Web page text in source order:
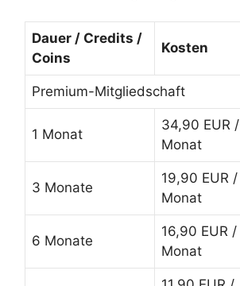
Dauer / Credits /
Coins
Kosten
Premium-Mitgliedschaft
1 Monat
34,90 EUR /
Monat
3 Monate
19,90 EUR /
Monat
6 Monate
16,90 EUR /
Monat